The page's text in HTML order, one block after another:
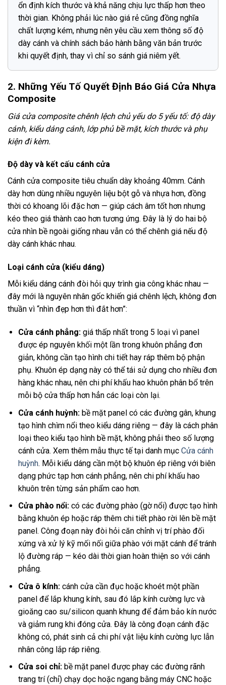
ổn định kích thước và khả năng chịu lực thấp hơn theo
thời gian. Không phải lúc nào giá rẻ cũng đồng nghĩa
chất lượng kém, nhưng nên yêu cầu xem thông số độ
dày cánh và chính sách bảo hành bằng văn bản trước
khi quyết định, thay vì chỉ so sánh giá niêm yết.
2. Những Yếu Tố Quyết Định Báo Giá Cửa Nhựa
Composite
Giá cửa composite chênh lệch chủ yếu do 5 yếu tố: độ dày
cánh, kiểu dáng cánh, lớp phủ bề mặt, kích thước và phụ
kiện đi kèm.
Độ dày và kết cấu cánh cửa
Cánh cửa composite tiêu chuẩn dày khoảng 40mm. Cánh
dày hơn dùng nhiều nguyên liệu bột gỗ và nhựa hơn, đồng
thời có khoang lõi đặc hơn — giúp cách âm tốt hơn nhưng
kéo theo giá thành cao hơn tương ứng. Đây là lý do hai bộ
cửa nhìn bề ngoài giống nhau vẫn có thể chênh giá nếu độ
dày cánh khác nhau.
Loại cánh cửa (kiểu dáng)
Mỗi kiểu dáng cánh đòi hỏi quy trình gia công khác nhau —
đây mới là nguyên nhân gốc khiến giá chênh lệch, không đơn
thuần vì “nhìn đẹp hơn thì đắt hơn”:
Cửa cánh phẳng:giá thấp nhất trong 5 loại vì panel
được ép nguyên khối một lần trong khuôn phẳng đơn
giản, không cần tạo hình chi tiết hay ráp thêm bộ phận
phụ. Khuôn ép dạng này có thể tái sử dụng cho nhiều đơn
hàng khác nhau, nên chi phí khấu hao khuôn phân bổ trên
mỗi bộ cửa thấp hơn hẳn các loại còn lại.
Cửa cánh huỳnh:bề mặt panel có các đường gân, khung
tạo hình chìm nổi theo kiểu dáng riêng — đây là cách phân
loại theo kiểu tạo hình bề mặt, không phải theo số lượng
cánh cửa. Xem thêm mẫu thực tế tại danh mục Cửa cánh
huỳnh. Mỗi kiểu dáng cần một bộ khuôn ép riêng với biên
dạng phức tạp hơn cánh phẳng, nên chi phí khấu hao
khuôn trên từng sản phẩm cao hơn.
Cửa phào nổi:có các đường phào (gờ nổi) được tạo hình
bằng khuôn ép hoặc ráp thêm chi tiết phào rời lên bề mặt
panel. Công đoạn này đòi hỏi căn chỉnh vị trí phào đối
xứng và xử lý kỹ mối nối giữa phào với mặt cánh để tránh
lộ đường ráp — kéo dài thời gian hoàn thiện so với cánh
phẳng.
Cửa ô kính:cánh cửa cần đục hoặc khoét một phần
panel để lắp khung kính, sau đó lắp kính cường lực và
gioăng cao su/silicon quanh khung để đảm bảo kín nước
và giảm rung khi đóng cửa. Đây là công đoạn cánh đặc
không có, phát sinh cả chi phí vật liệu kính cường lực lẫn
nhân công lắp ráp riêng.
Cửa soi chỉ:bề mặt panel được phay các đường rãnh
trang trí (chỉ) chạy dọc hoặc ngang bằng máy CNC hoặc